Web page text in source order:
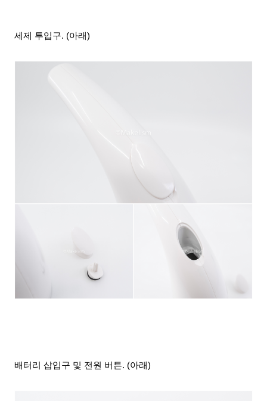
세제 투입구. (아래)
배터리 삽입구 및 전원 버튼. (아래)